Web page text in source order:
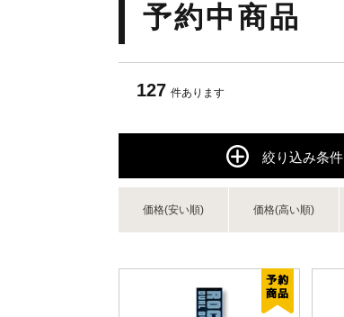
予約中商品
127 件あります
絞り込み条件
価格(安い順) 価格(高い順)